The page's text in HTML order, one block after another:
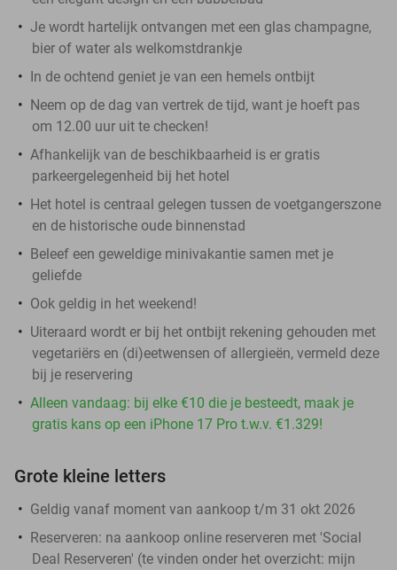
Je wordt hartelijk ontvangen met een glas champagne,
bier of water als welkomstdrankje
In de ochtend geniet je van een hemels ontbijt
Neem op de dag van vertrek de tijd, want je hoeft pas
om 12.00 uur uit te checken!
Afhankelijk van de beschikbaarheid is er gratis
parkeergelegenheid bij het hotel
Het hotel is centraal gelegen tussen de voetgangerszone
en de historische oude binnenstad
Beleef een geweldige minivakantie samen met je
geliefde
Ook geldig in het weekend!
Uiteraard wordt er bij het ontbijt rekening gehouden met
vegetariërs en (di)eetwensen of allergieën, vermeld deze
bij je reservering
Alleen vandaag: bij elke €10 die je besteedt, maak je
gratis kans op een iPhone 17 Pro t.w.v. €1.329!
Grote kleine letters
Geldig vanaf moment van aankoop t/m 31 okt 2026
Reserveren: na aankoop online reserveren met 'Social
Deal Reserveren' (te vinden onder het overzicht: mijn